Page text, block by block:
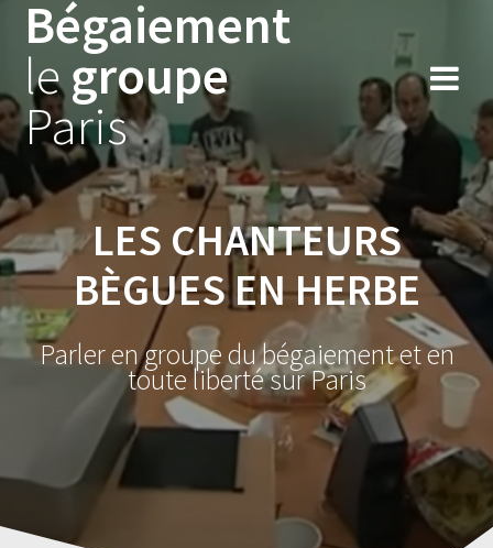
Skip
to
Bégaiement
legroupe
Paris
LES CHANTEURS
BÈGUES EN HERBE
Parler en groupe du bégaiement et en
toute liberté sur Paris